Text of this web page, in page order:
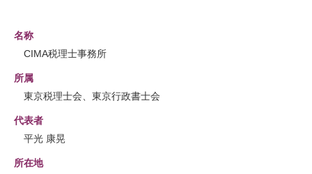
名称
CIMA税理士事務所
所属
東京税理士会、東京行政書士会
代表者
平光 康晃
所在地